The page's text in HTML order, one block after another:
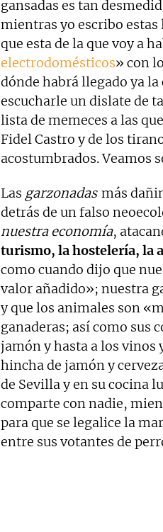
gansadas es tan
mientras yo escribo
que esta de la que voy a
electrodomésticos» con
dónde habrá llegado ya
escucharle un dislate de
lista de memeces a las
Fidel Castro y de los
acostumbrados. Veamos
Las garzonadas más
detrás de un falso
nuestra economía,
turismo, la hostelería, la
como cuando dijo que
valor añadido»; nuestra
y que los animales son
ganaderas; así como sus
jamón y hasta a los vinos
hincha de jamón y
de Sevilla y en su cocina
comparte con nadie,
para que se legalice la
entre sus votantes de